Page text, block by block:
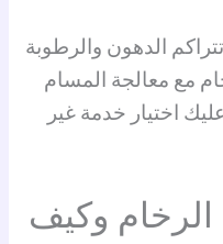
الدهون والرطوبة
مع معالجة المسام
اختيار خدمة غير
الرخام وكيف